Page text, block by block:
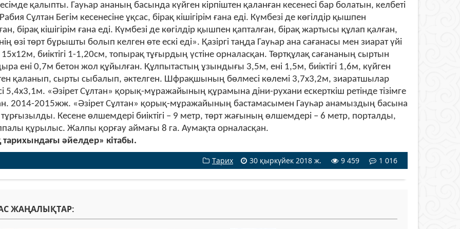
қалыпты. Гауһар ананың басында күйген кірпіштен қаланған кесенесі бар болатын, келбеті
Рабия Сұлтан Бегім кесенесіне ұқсас, бірақ кішігірім ғана еді. Күмбезі де көгілдір қышпен
бірақ кішігірім ғана еді. Күмбезі де көгілдір қышпен қапталған, бірақ жартысы құлап қалған,
өзі төрт бұрышты болып келген өте ескі еді». Қазіргі таңда Гауһар ана сағанасы мен зиарат үйі
биіктігі 1-1,20см, топырақ тұғырдың үстіне орналасқан. Төртқұлақ сағананың сыртын
ені 0,7м бетон жол құйылған. Құлпытастың ұзындығы 3,5м, ені 1,5м, биіктігі 1,6м, күйген
қаланып, сырты сыбалып, әктелген. Шфрақшының бөлмесі көлемі 3,7х3,2м, зиаратшылар
5,4х3,1м. «Әзірет Сұлтан» қорық-мұражайының құрамына діни-рухани ескерткіш ретінде тізімге
2014-2015жж. «Әзірет Сұлтан» қорық-мұражайының бастамасымен Гауһар анамыздың басына
тұрғызылды. Кесене өлшемдері биіктігі – 9 метр, төрт жағының өлшемдері – 6 метр, порталды,
құрылыс. Жалпы қорғау аймағы 8 га. Аумақта орналасқан.
тарихындағы әйелдер» кітабы.
Тарих
30 қыркүйек 2018 ж. 9 459 1 016
ЖАҢАЛЫҚТАР: